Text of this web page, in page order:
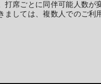
打席ごとに同伴可能人数が
ましては、複数人でのご利